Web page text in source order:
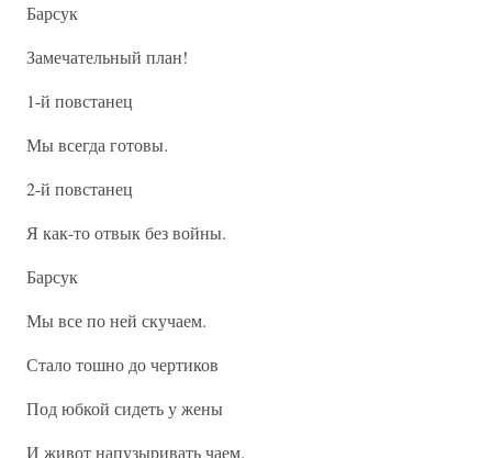
Барсук
Замечательный план!
1-й повстанец
Мы всегда готовы.
2-й повстанец
Я как-то отвык без войны.
Барсук
Мы все по ней скучаем.
Стало тошно до чертиков
Под юбкой сидеть у жены
И живот напузыривать чаем.